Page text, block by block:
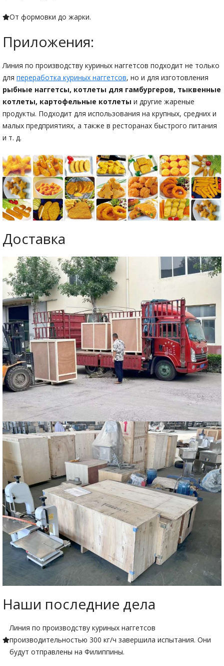
От формовки до жарки.
Приложения:
Линия по производству куриных наггетсов подходит не только
для переработка куриных наггетсов, но и для изготовления
рыбные наггетсы, котлеты для гамбургеров, тыквенные
котлеты, картофельные котлеты и другие жареные
продукты. Подходит для использования на крупных, средних и
малых предприятиях, а также в ресторанах быстрого питания
и т. д.
Доставка
Наши последние дела
Линия по производству куриных наггетсов
производительностью 300 кг/ч завершила испытания. Они
будут отправлены на Филиппины.